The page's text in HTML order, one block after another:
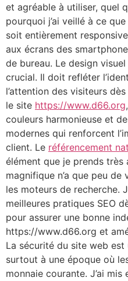
et agréable à utiliser, quel
pourquoi j’ai veillé à ce
soit entièrement
aux écrans des
de bureau. Le design
crucial. Il doit refléter
l’attention des visiteurs
le site https://www.d66.org
couleurs harmonieuse et
modernes qui renforcent
client. Le référencement
élément que je prends très
magnifique n’a que peu de
les moteurs de recherche.
meilleures pratiques SEO
pour assurer une bonne
https://www.d66.org et
La sécurité du site web
surtout à une époque où
monnaie courante. J’ai